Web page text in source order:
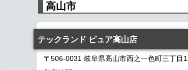
高山市
テックランド ピュア高山店
〒506-0031 岐阜県高山市西之一色町三丁目